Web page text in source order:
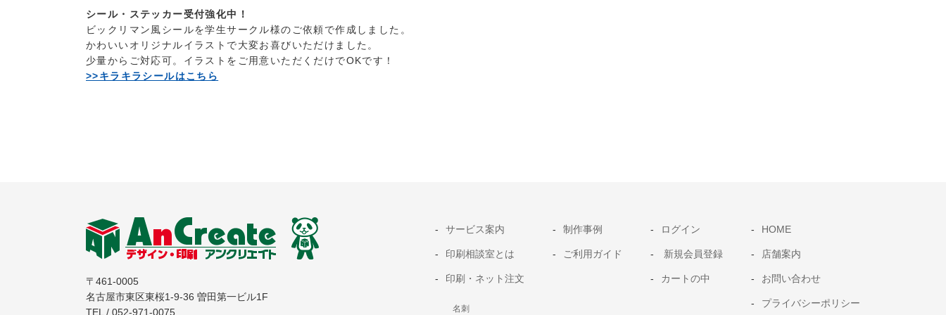
シール・ステッカー受付強化中！
ビックリマン風シールを学生サークル様のご依頼で作成しました。
かわいいオリジナルイラストで大変お喜びいただけました。
少量からご対応可。イラストをご用意いただくだけでOKです！
>>キラキラシールはこちら
〒461-0005
名古屋市東区東桜1-9-36 曽田第一ビル1F
TEL / 052-971-0075
サービス案内
印刷相談室とは
印刷・ネット注文
名刺
制作事例
ご利用ガイド
ログイン
新規会員登録
カートの中
HOME
店舗案内
お問い合わせ
プライバシーポリシー